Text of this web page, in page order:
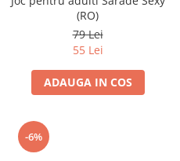
(RO)
79 Lei
55 Lei
ADAUGA IN COS
-6%